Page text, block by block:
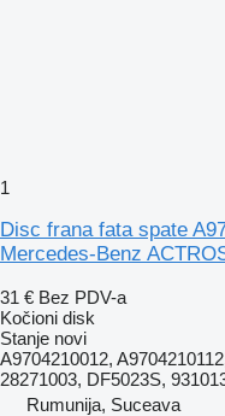
1
Disc frana fata spate
Mercedes-Benz
31 € Bez PDV-a
Kočioni disk
Stanje novi
A9704210012,
28271003, DF5023S,
Rumunija, Suceava